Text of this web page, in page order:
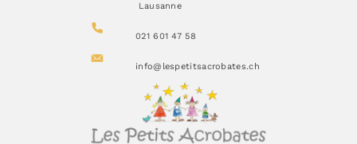
Lausanne
021 601 47 58
info@lespetitsacrobates.ch